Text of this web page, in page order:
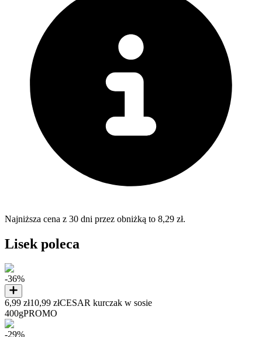
Najniższa cena z 30 dni przez obniżką to 8,29 zł.
Lisek poleca
-36%
6,99 zł10,99 złCESAR kurczak w sosie
400gPROMO
-29%